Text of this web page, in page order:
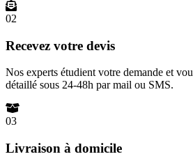
02
Recevez votre devis
Nos experts étudient votre demande et
détaillé sous 24-48h par mail ou SMS.
03
Livraison à domicile